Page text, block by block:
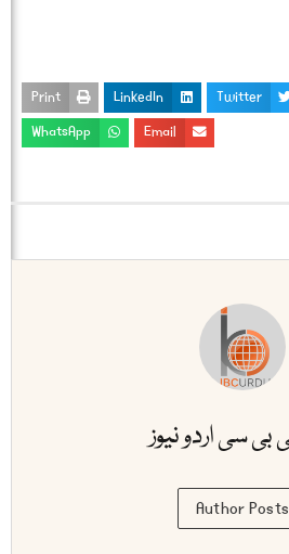
Twitter
LinkedIn
Print
Email
WhatsApp
بی سی اردو نیوز
Author Posts